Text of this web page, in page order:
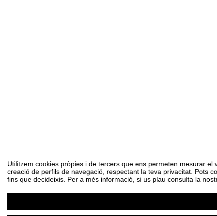
Utilitzem cookies pròpies i de tercers que ens permeten mesurar
creació de perfils de navegació, respectant la teva privacitat. Pots
fins que decideixis. Per a més informació, si us plau consulta la